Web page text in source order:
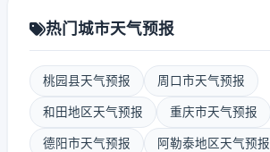
热门城市天气预报
桃园县天气预报 周口市天气预报
和田地区天气预报 重庆市天气预报
德阳市天气预报 阿勒泰地区天气预报